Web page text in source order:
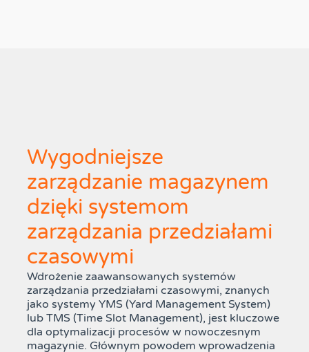
Wygodniejsze
zarządzanie magazynem
dzięki systemom
zarządzania przedziałami
czasowymi
Wdrożenie zaawansowanych systemów
zarządzania przedziałami czasowymi, znanych
jako systemy YMS (Yard Management System)
lub TMS (Time Slot Management), jest kluczowe
dla optymalizacji procesów w nowoczesnym
magazynie. Głównym powodem wprowadzenia